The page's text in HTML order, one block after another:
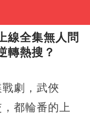
線全集無人問
轉熱搜？
劇，武俠
都輪番的上